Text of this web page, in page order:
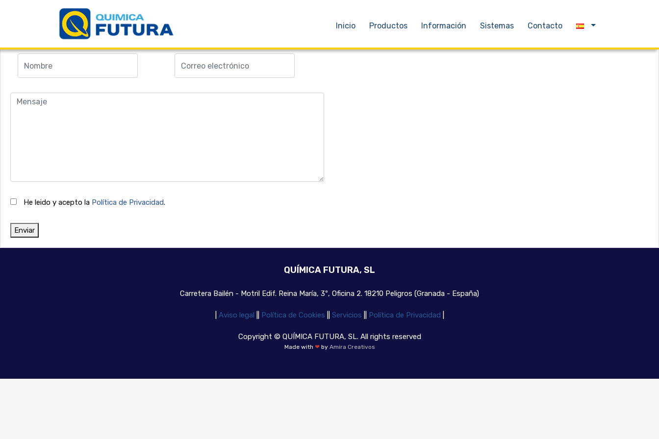
Inicio Productos Información Sistemas Contacto
Más información acerca de 'PROMASTOP-IM GRILLE'
Rellene el formulario. Resolveremos sus dudas lo antes posible
He leido y acepto la Política de Privacidad.
Enviar
QUÍMICA FUTURA, SL
Carretera Bailén - Motril Edif. Reina María, 3º, Oficina 2. 18210 Peligros (Granada - España)
Aviso legal Política de Cookies Servicios Política de Privacidad
Copyright © QUÍMICA FUTURA, SL. All rights reserved
Made with ❤by Amira Creativos